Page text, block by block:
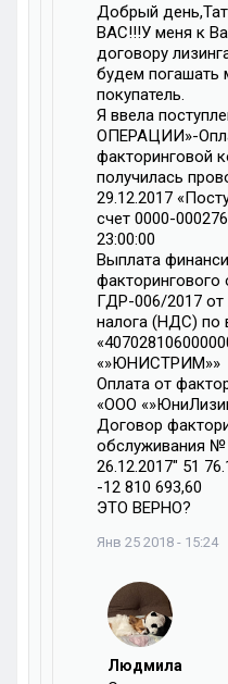
Добрый
ВАС!!!У меня к
договору
будем погашать
покупатель.
Я ввела
ОПЕРАЦИИ»-
факторинговой
получилась
29.12.2017
счет 0000-
23:00:00
Выплата
ГДР-006/2017 от
налога (НДС) по
«»ЮНИСТРИМ»»
Оплата от
«ООО
Договор
обслуживания
26.12.2017″ 51
-12 810 693,60
ЭТО ВЕРНО?
Янв 25 2018 - 15:24
Людмила